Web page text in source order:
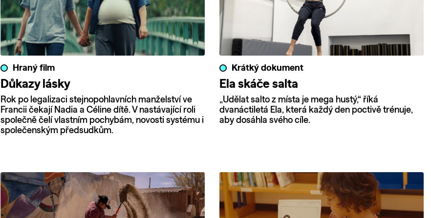
Hraný film
Důkazy lásky
Rok po legalizaci stejnopohlavních manželství ve
Francii čekají Nadia a Céline dítě. V nastávající roli
společně čelí vlastním pochybám, novosti systému i
společenským předsudkům.
Krátký dokument
Ela skáče salta
„Udělat salto z místa je mega hustý,“ říká
dvanáctiletá Ela, která každý den poctivě trénuje,
aby dosáhla svého cíle.